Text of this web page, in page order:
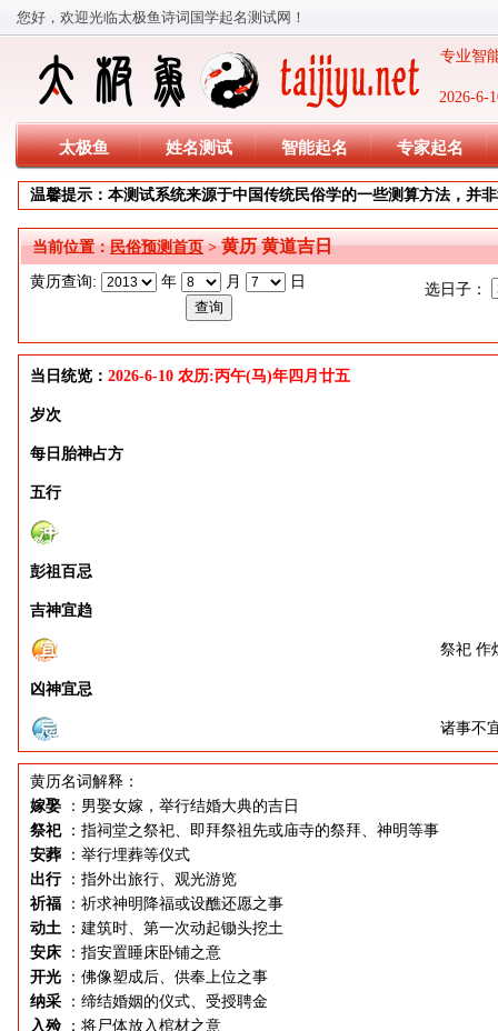
您好，欢迎光临太极鱼诗词国学起名测试网！
2026-6-
专业智
太极鱼 姓名测试 智能起名 专家起名
温馨提示：本测试系统来源于中国传统民俗学的一些测算方法，并
当前位置：民俗预测首页>黄历 黄道吉日
黄历查询: 年 月 日 选日子：
当日统览： 2026-6-10 农历:丙午(马)年四月廿五
岁次
每日胎神占方
五行
彭祖百忌
吉神宜趋
祭祀 作
凶神宜忌
诸事不
黄历名词解释：
嫁娶
：男娶女嫁，举行结婚大典的吉日
祭祀 ：指祠堂之祭祀、即拜祭祖先或庙寺的祭拜、神明等事
安葬
：举行埋葬等仪式
出行 ：指外出旅行、观光游览
祈福
：祈求神明降福或设醮还愿之事
动土
：建筑时、第一次动起锄头挖土
安床
：指安置睡床卧铺之意
开光
：佛像塑成后、供奉上位之事
纳采
：缔结婚姻的仪式、受授聘金
入殓
：将尸体放入棺材之意